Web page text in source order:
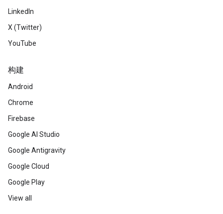
LinkedIn
X (Twitter)
YouTube
构建
Android
Chrome
Firebase
Google AI Studio
Google Antigravity
Google Cloud
Google Play
View all